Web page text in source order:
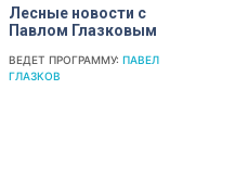
Лесные новости с
Павлом Глазковым
ВЕДЕТ ПРОГРАММУ: ПАВЕЛ
ГЛАЗКОВ